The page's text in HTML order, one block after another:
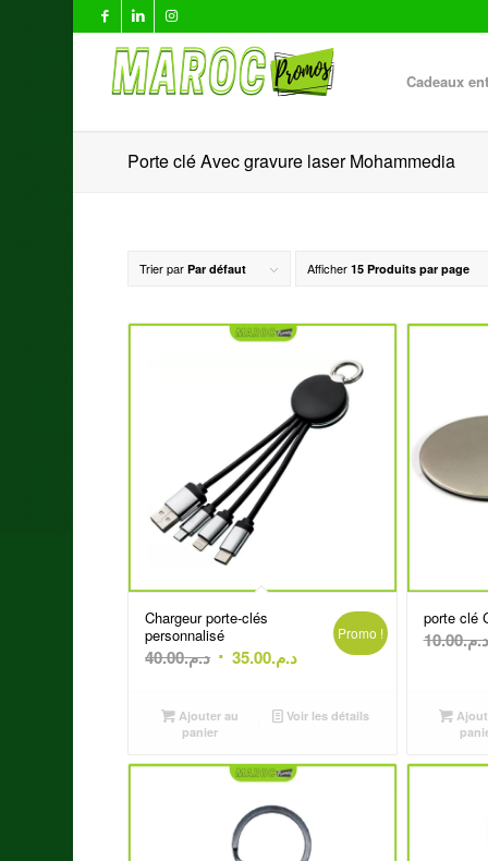
Cadeaux
Porte clé Avec gravure laser Mohammedia
Trier parPar défaut Afficher15 Produits par page
Chargeur porte-clés
personnalisé
د.م.40.00
Le
initial
était :
د.م.40.00.
د.م.35.00
Le
actuel
د.م.35.00.
Promo !
Ajouter au
panier
Voir les détails
porte clé
د.م.10.00